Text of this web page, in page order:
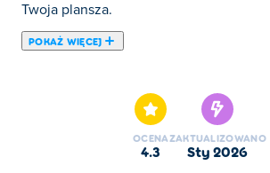
Twoja plansza.
POKAŻ WIĘCEJ
połączenie 3 identycznych kafelków!
twarz z pionową łamigłówką, możesz
tylko z górnej warstwy, co dodaje
OCENA
4.3
ZAKTUALIZOWANO
sty 2026